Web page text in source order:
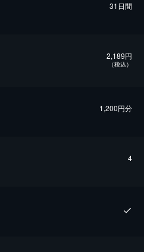
31日間
2,189円
（税込）
1,200円分
4